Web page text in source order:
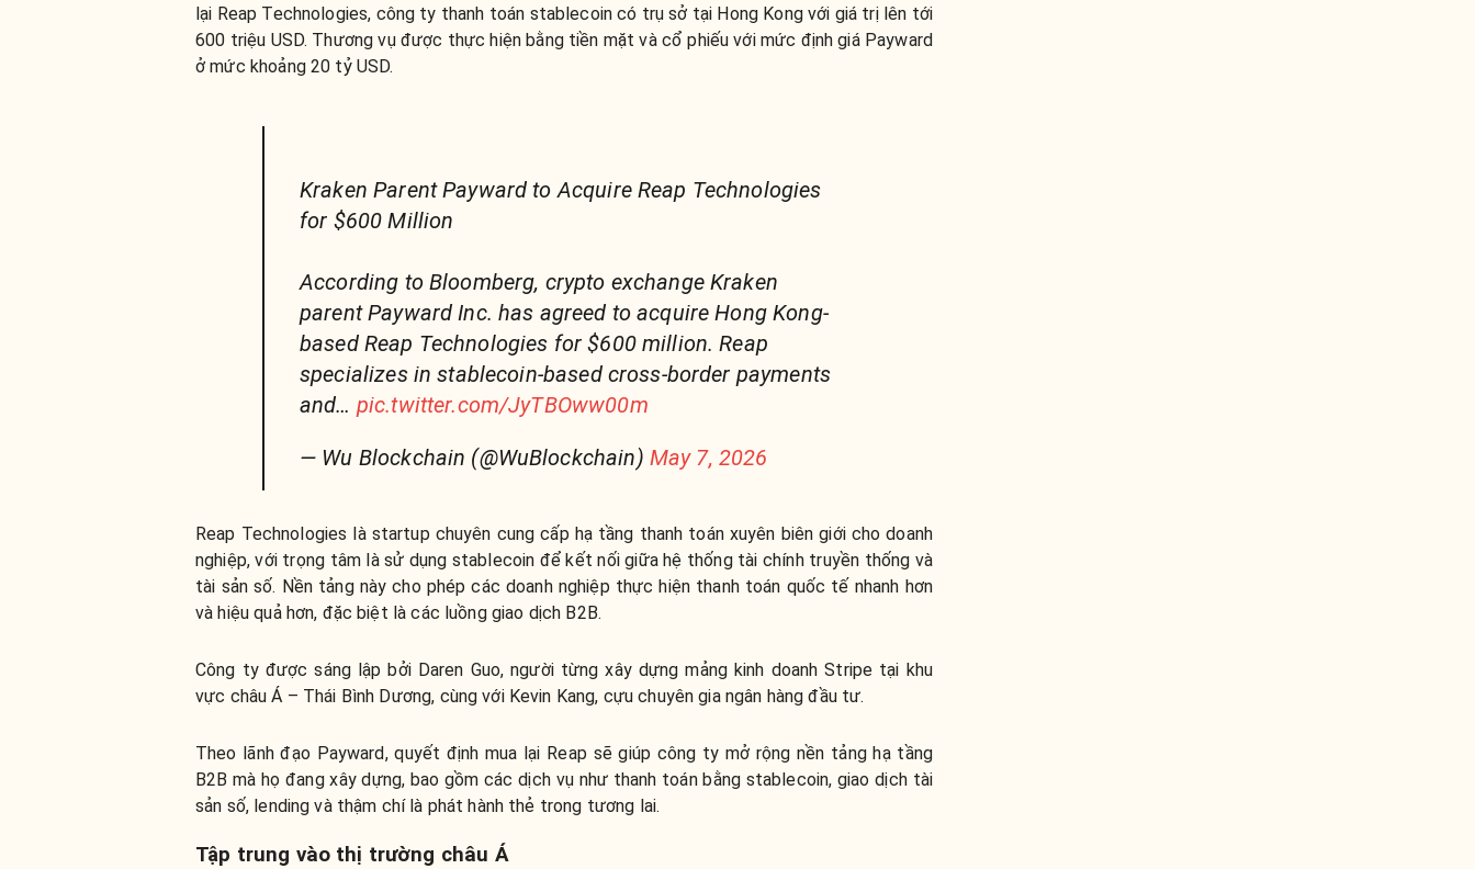
lại Reap Technologies, công ty thanh toán stablecoin có trụ sở tại Hong Kong với giá trị lên tới
600 triệu USD. Thương vụ được thực hiện bằng tiền mặt và cổ phiếu với mức định giá Payward
ở mức khoảng 20 tỷ USD.
Kraken Parent Payward to Acquire Reap Technologies
for $600 Million
According to Bloomberg, crypto exchange Kraken
parent Payward Inc. has agreed to acquire Hong Kong-
based Reap Technologies for $600 million. Reap
specializes in stablecoin-based cross-border payments
and… pic.twitter.com/JyTBOww00m
— Wu Blockchain (@WuBlockchain) May 7, 2026
Reap Technologies là startup chuyên cung cấp hạ tầng thanh toán xuyên biên giới cho doanh
nghiệp, với trọng tâm là sử dụng stablecoin để kết nối giữa hệ thống tài chính truyền thống và
tài sản số. Nền tảng này cho phép các doanh nghiệp thực hiện thanh toán quốc tế nhanh hơn
và hiệu quả hơn, đặc biệt là các luồng giao dịch B2B.
Công ty được sáng lập bởi Daren Guo, người từng xây dựng mảng kinh doanh Stripe tại khu
vực châu Á – Thái Bình Dương, cùng với Kevin Kang, cựu chuyên gia ngân hàng đầu tư.
Theo lãnh đạo Payward, quyết định mua lại Reap sẽ giúp công ty mở rộng nền tảng hạ tầng
B2B mà họ đang xây dựng, bao gồm các dịch vụ như thanh toán bằng stablecoin, giao dịch tài
sản số, lending và thậm chí là phát hành thẻ trong tương lai.
Tập trung vào thị trường châu Á